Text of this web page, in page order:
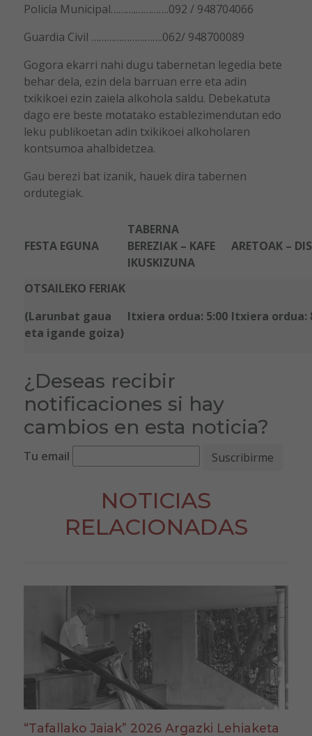
Policía Municipal……….………….092 / 948704066
Guardia Civil ……………………….062/ 948700089
Gogora ekarri nahi dugu tabernetan legedia bete
behar dela, ezin dela barruan erre eta adin
txikikoei ezin zaiela alkohola saldu. Debekatuta
dago ere beste motatako establezimendutan edo
leku publikoetan adin txikikoei alkoholaren
kontsumoa ahalbidetzea.
Gau berezi bat izanik, hauek dira tabernen
ordutegiak.
FESTA EGUNA
TABERNA
BEREZIAK – KAFE
IKUSKIZUNA
ARETOAK –
OTSAILEKO FERIAK
(Larunbat gaua
eta igande goiza)
Itxiera ordua: 5:00 Itxiera ordua:
¿Deseas recibir
notificaciones si hay
cambios en esta noticia?
Tu email
NOTICIAS
RELACIONADAS
“Tafallako Jaiak” 2026 Argazki Lehiaketa